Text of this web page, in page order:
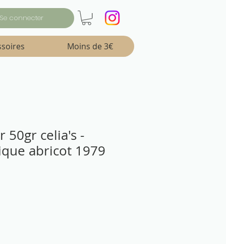
Se connecter
Moins de 3€
50gr celia's -
abricot 1979